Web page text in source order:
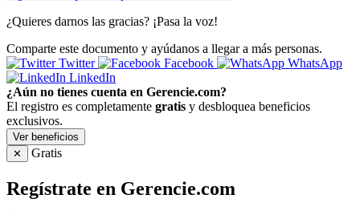
¿Quieres darnos las gracias? ¡Pasa la voz!
Comparte este documento y ayúdanos a llegar a más personas.
Twitter
Facebook
WhatsApp
LinkedIn
¿Aún no tienes cuenta en Gerencie.com?
El registro es completamente gratis y desbloquea beneficios
exclusivos.
Ver beneficios
✕
Gratis
Regístrate en Gerencie.com